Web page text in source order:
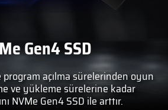
Gen4 SSD
açılma sürelerinden oyun
ve yükleme sürelerine kadar
NVMe Gen4 SSD ile arttır.